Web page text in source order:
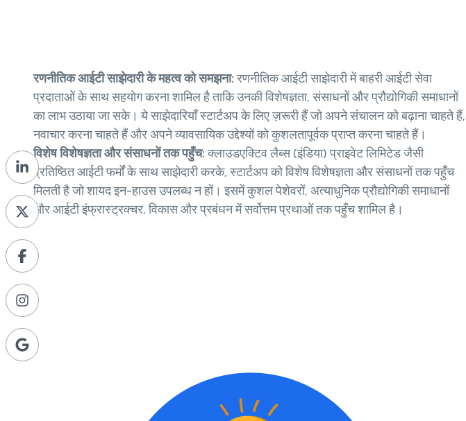
रणनीतिक आईटी साझेदारी के महत्व को समझना:रणनीतिक आईटी साझेदारी में बाहरी आईटी सेवा
प्रदाताओं के साथ सहयोग करना शामिल है ताकि उनकी विशेषज्ञता, संसाधनों और प्रौद्योगिकी समाधानों
का लाभ उठाया जा सके। ये साझेदारियाँ स्टार्टअप के लिए ज़रूरी हैं जो अपने संचालन को बढ़ाना चाहते हैं,
नवाचार करना चाहते हैं और अपने व्यावसायिक उद्देश्यों को कुशलतापूर्वक प्राप्त करना चाहते हैं।
विशेष विशेषज्ञता और संसाधनों तक पहुँच:क्लाउडएक्टिव लैब्स (इंडिया) प्राइवेट लिमिटेड जैसी
प्रतिष्ठित आईटी फर्मों के साथ साझेदारी करके, स्टार्टअप को विशेष विशेषज्ञता और संसाधनों तक पहुँच
मिलती है जो शायद इन-हाउस उपलब्ध न हों। इसमें कुशल पेशेवरों, अत्याधुनिक प्रौद्योगिकी समाधानों
और आईटी इंफ्रास्ट्रक्चर, विकास और प्रबंधन में सर्वोत्तम प्रथाओं तक पहुँच शामिल है।